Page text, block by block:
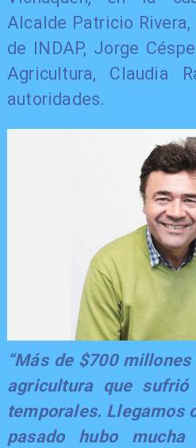
Alcalde Patricio
de INDAP, Jorge
Agricultura, Claudia
autoridades.
​“Más de $700
agricultura que
temporales. Llegamos
pasado hubo mucha